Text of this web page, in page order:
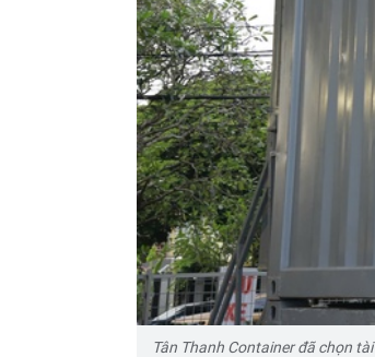
Tân Thanh Container đã chọn